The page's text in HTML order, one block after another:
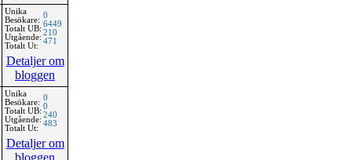
Unika
Besökare:
Totalt UB:
Utgående:
Totalt Ut:
0
6449
210
471
Detaljer om
bloggen
Unika
Besökare:
Totalt UB:
Utgående:
Totalt Ut:
0
0
240
483
Detaljer om
bloggen